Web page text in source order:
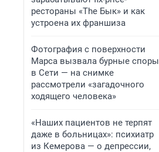
рестораны «The Бык» и как
устроена их франшиза
Фотография с поверхности
Марса вызвала бурные споры
в Сети — на снимке
рассмотрели «загадочного
ходящего человека»
«Наших пациентов не терпят
даже в больницах»: психиатр
из Кемерова — о депрессии,